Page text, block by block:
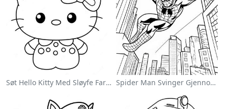
Søt Hello Kitty Med Sløyfe Fargeleggingsside Spider Man Svinger Gjennom Byen Fargeleggingsside